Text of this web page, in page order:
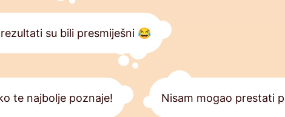
su bili presmiješni 😂
te najbolje poznaje! Nisam mogao prestati